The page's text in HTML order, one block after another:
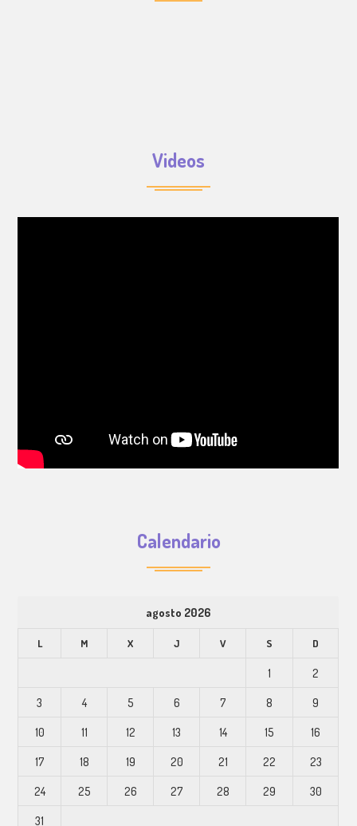
Videos
Calendario
agosto 2026
L M X J V S D
1 2
3 4 5 6 7 8 9
10 11 12 13 14 15 16
17 18 19 20 21 22 23
24 25 26 27 28 29 30
31